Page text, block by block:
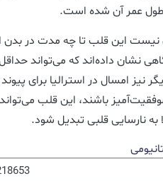
طول عمر آن شده است.
این قلب تا چه مدت در بدن
نشان داده‌اند که می‌تواند
نیز امسال در استرالیا برای
باشند، این قلب
به نارسایی قلبی تبدیل شود.